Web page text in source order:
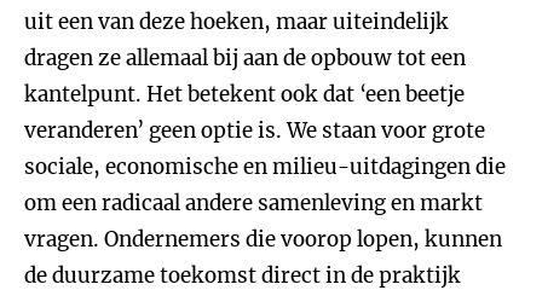
uit een van deze hoeken, maar uiteindelijk
dragen ze allemaal bij aan de opbouw tot een
kantelpunt. Het betekent ook dat ‘een beetje
veranderen’ geen optie is. We staan voor grote
sociale, economische en milieu-uitdagingen die
om een radicaal andere samenleving en markt
vragen. Ondernemers die voorop lopen, kunnen
de duurzame toekomst direct in de praktijk